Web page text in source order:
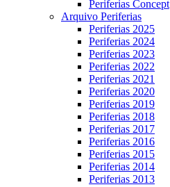
Periferias Concept
Arquivo Periferias
Periferias 2025
Periferias 2024
Periferias 2023
Periferias 2022
Periferias 2021
Periferias 2020
Periferias 2019
Periferias 2018
Periferias 2017
Periferias 2016
Periferias 2015
Periferias 2014
Periferias 2013